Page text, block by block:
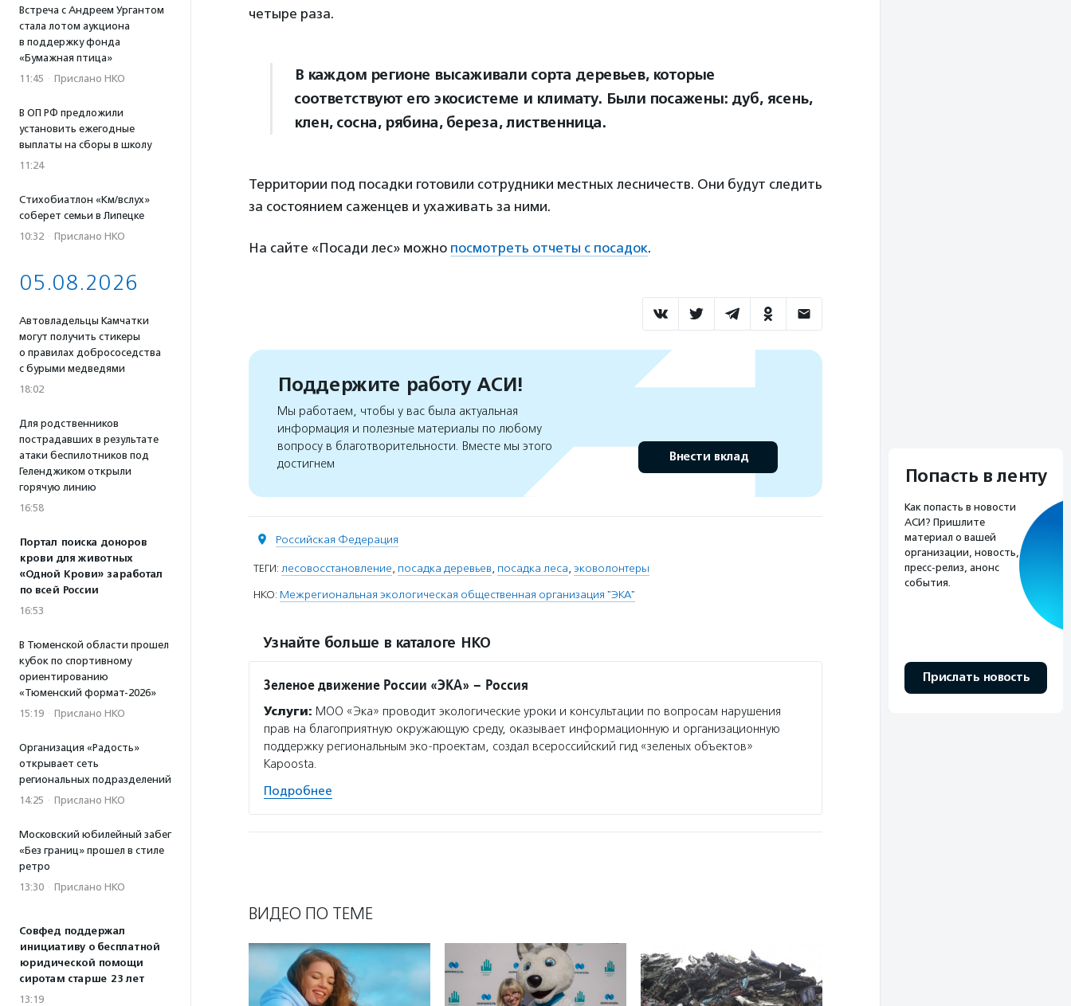
Встреча с Андреем Ургантом
стала лотом аукциона
в поддержку фонда
«Бумажная птица»
11:45 · Прислано НКО
В ОП РФ предложили
установить ежегодные
выплаты на сборы в школу
11:24
Стихобиатлон «Км/вслух»
соберет семьи в Липецке
10:32 · Прислано НКО
05.08.2026
Автовладельцы Камчатки
могут получить стикеры
о правилах добрососедства
с бурыми медведями
18:02
Для родственников
пострадавших в результате
атаки беспилотников под
Геленджиком открыли
горячую линию
16:58
Портал поиска доноров
крови для животных
«Одной Крови» заработал
по всей России
16:53
В Тюменской области прошел
кубок по спортивному
ориентированию
«Тюменский формат-2026»
15:19 · Прислано НКО
Организация «Радость»
открывает сеть
региональных подразделений
14:25 · Прислано НКО
Московский юбилейный забег
«Без границ» прошел в стиле
ретро
13:30 · Прислано НКО
Совфед поддержал
инициативу о бесплатной
юридической помощи
сиротам старше 23 лет
13:19
четыре раза.
В каждом регионе высаживали сорта деревьев, которые
соответствуют его экосистеме и климату. Были посажены: дуб, ясень,
клен, сосна, рябина, береза, лиственница.
Территории под посадки готовили сотрудники местных лесничеств. Они будут следить
за состоянием саженцев и ухаживать за ними.
На сайте «Посади лес» можно посмотреть отчеты с посадок.
Поддержите работу АСИ!
Мы работаем, чтобы у вас была актуальная
информация и полезные материалы по любому
вопросу в благотворительности. Вместе мы этого
достигнем
Внести вклад
Российская Федерация
ТЕГИ: лесовосстановление, посадка деревьев, посадка леса, эковолонтеры
НКО: Межрегиональная экологическая общественная организация "ЭКА"
Узнайте больше в каталоге НКО
Зеленое движение России «ЭКА» – Россия
Услуги: МОО «Эка» проводит экологические уроки и консультации по вопросам нарушения
прав на благоприятную окружающую среду, оказывает информационную и организационную
поддержку региональным эко-проектам, создал всероссийский гид «зеленых объектов»
Kapoosta.
Подробнее
ВИДЕО ПО ТЕМЕ
Попасть в ленту
Как попасть в новости
АСИ? Пришлите
материал о вашей
организации, новость,
пресс-релиз, анонс
события.
Прислать новость